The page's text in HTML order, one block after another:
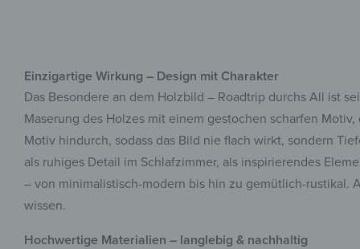
Einzigartige Wirkung – Design mit Charakter
Das Besondere an dem Holzbild – Roadtrip durchs All ist
Maserung des Holzes mit einem gestochen scharfen
Motiv hindurch, sodass das Bild nie flach wirkt, sondern
als ruhiges Detail im Schlafzimmer, als inspirierendes
– von minimalistisch-modern bis hin zu gemütlich-rustikal.
wissen.
Hochwertige Materialien – langlebig & nachhaltig